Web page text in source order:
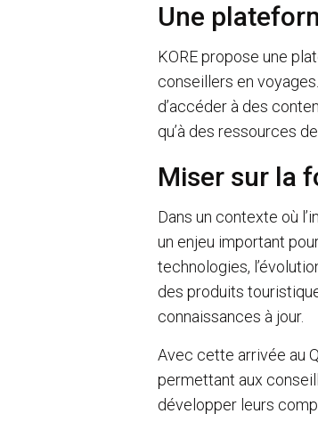
Une
KORE propose une
conseillers en
d’accéder à des
qu’à des ressources
Miser sur la
Dans un contexte où
un enjeu important
technologies,
des produits
connaissances à jour.
Avec cette arrivée au
permettant aux
développer leurs